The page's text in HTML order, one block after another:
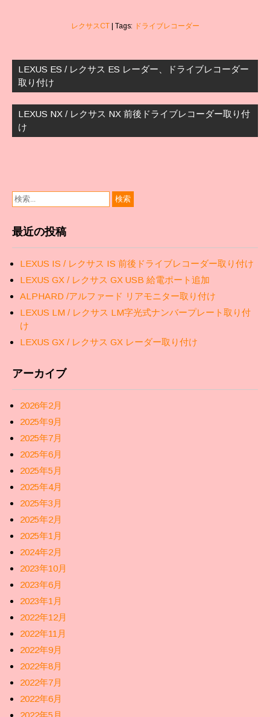
レクサスCT | Tags: ドライブレコーダー
稿
ナ
ビ
ゲ
ー
シ
LEXUS ES / レクサス ES レーダー、ドライブレコーダー
取り付け
LEXUS NX / レクサス NX 前後ドライブレコーダー取り付
け
最近の投稿
LEXUS IS / レクサス IS 前後ドライブレコーダー取り付け
LEXUS GX / レクサス GX USB 給電ポート追加
ALPHARD /アルファード リアモニター取り付け
LEXUS LM / レクサス LM字光式ナンバープレート取り付
け
LEXUS GX / レクサス GX レーダー取り付け
アーカイブ
2026年2月
2025年9月
2025年7月
2025年6月
2025年5月
2025年4月
2025年3月
2025年2月
2025年1月
2024年2月
2023年10月
2023年6月
2023年1月
2022年12月
2022年11月
2022年9月
2022年8月
2022年7月
2022年6月
2022年5月